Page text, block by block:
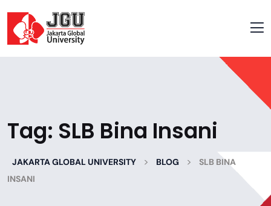
Tag: SLB Bina Insani
JAKARTA GLOBAL UNIVERSITY > BLOG >
SLB BINA
INSANI